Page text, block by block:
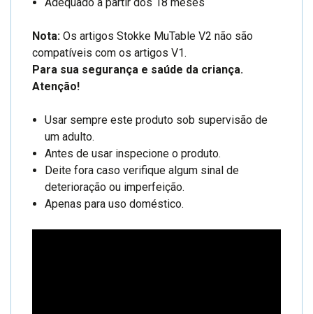
Nota: Os artigos Stokke MuTable V2 não são
compatíveis com os artigos V1.
Para sua segurança e saúde da criança.
Atenção!
Usar sempre este produto sob supervisão de
um adulto.
Antes de usar inspecione o produto.
Deite fora caso verifique algum sinal de
deterioração ou imperfeição.
Apenas para uso doméstico.